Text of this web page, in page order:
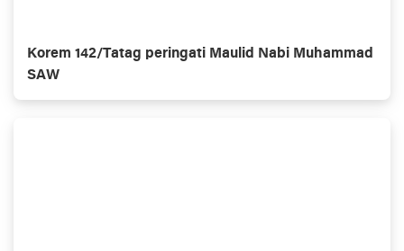
Korem 142/Tatag peringati Maulid Nabi Muhammad
SAW